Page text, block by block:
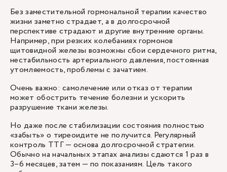
Без заместительной гормональной терапии качество
жизни заметно страдает, а в долгосрочной
перспективе страдают и другие внутренние органы.
Например, при резких колебаниях гормонов
щитовидной железы возможны сбои сердечного ритма,
нестабильность артериального давления, постоянная
утомляемость, проблемы с зачатием.
Очень важно: самолечение или отказ от терапии
может обострить течение болезни и ускорить
разрушение ткани железы.
Но даже после стабилизации состояния полностью
«забыть» о тиреоидите не получится. Регулярный
контроль ТТГ — основа долгосрочной стратегии.
Обычно на начальных этапах анализы сдаются 1 раз в
3–6 месяцев, затем — по показаниям. Цель такого